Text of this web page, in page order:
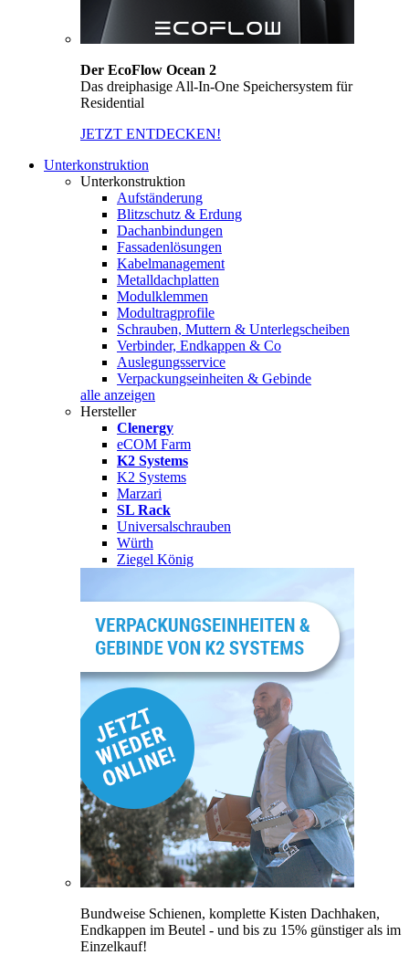
Der EcoFlow Ocean 2
Das dreiphasige All-In-One Speichersystem für
Residential
JETZT ENTDECKEN!
Unterkonstruktion
Unterkonstruktion
Aufständerung
Blitzschutz & Erdung
Dachanbindungen
Fassadenlösungen
Kabelmanagement
Metalldachplatten
Modulklemmen
Modultragprofile
Schrauben, Muttern & Unterlegscheiben
Verbinder, Endkappen & Co
Auslegungsservice
Verpackungseinheiten & Gebinde
alle anzeigen
Hersteller
Clenergy
eCOM Farm
K2 Systems
K2 Systems
Marzari
SL Rack
Universalschrauben
Würth
Ziegel König
Bundweise Schienen, komplette Kisten Dachhaken,
Endkappen im Beutel - und bis zu 15% günstiger als im
Einzelkauf!